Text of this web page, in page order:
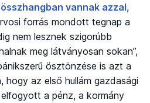
összhangban vannak azzal,
forrás mondott tegnap a
nem lesznek szigorúbb
meg látványosan sokan”,
ösztönzése is azt a
hogy az első hullám gazdasági
elfogyott a pénz, a kormány